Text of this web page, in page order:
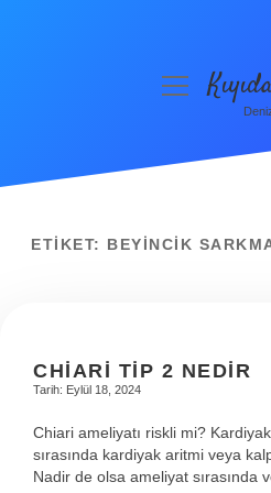
Gizlilik Politikası
menüyü
aç
ETIKET: BEYINCIK
CHIARI TIP 2 NEDIR
Tarih: Eylül 18, 2024
Chiari ameliyatı riskli mi?
sırasında kardiyak aritmi veya
Nadir de olsa ameliyat sırasında